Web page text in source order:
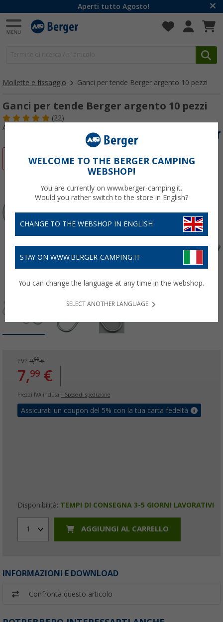
Aperti tutto Agosto!
Mollette e fissaggio Ganci per tende Berger argento 10 pezzi
Ganci per tende Berger argento 10 pezzi
(22)
Articolo n: 401130
-20%
PVP 9,99€
7,99 €
Prezzi IVA inclusa + Spese di spedizione
Assicurati un coupon del 5% con la tua carta fedeltà
Disponibilità: TEMPI DI CONSEGNA 3-5 GIORNI LAVORATIVI
1 AGGIUNGI AL CARRELLO
INFORMAZIONI E DOWNLOAD
Confronta questo articolo
WELCOME TO THE BERGER CAMPING
WEBSHOP!
You are currently on www.berger-camping.it.
Would you rather switch to the store in English?
CHANGE TO THE WEBSHOP IN ENGLISH
STAY ON WWW.BERGER-CAMPING.IT
You can change the language at any time in the webshop.
SELECT ANOTHER LANGUAGE